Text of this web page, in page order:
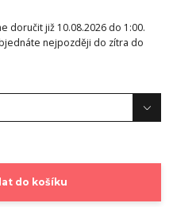
doručit již 10.08.2026 do 1:00.
nejpozději do zítra do
do košíku